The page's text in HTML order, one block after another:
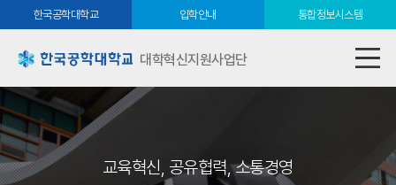
한국공학대학교 입학안내 통합정보시스템
대학혁신지원사업단
교육혁신, 공유협력, 소통경영